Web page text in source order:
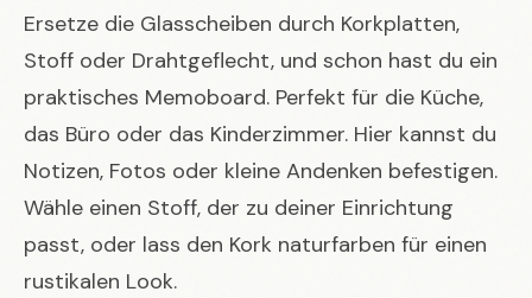
Ersetze die Glasscheiben durch Korkplatten,
Stoff oder Drahtgeflecht, und schon hast du ein
praktisches Memoboard. Perfekt für die Küche,
das Büro oder das Kinderzimmer. Hier kannst du
Notizen, Fotos oder kleine Andenken befestigen.
Wähle einen Stoff, der zu deiner Einrichtung
passt, oder lass den Kork naturfarben für einen
rustikalen Look.